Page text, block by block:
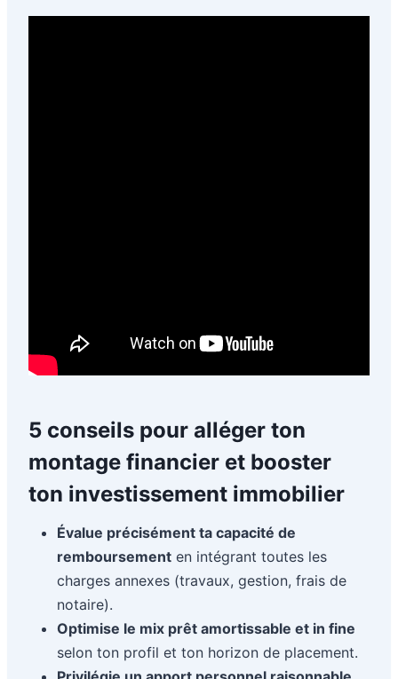
5 conseils pour alléger ton
montage financier et booster
ton investissement immobilier
Évalue précisément ta capacité de
remboursement en intégrant toutes les
charges annexes (travaux, gestion, frais de
notaire).
Optimise le mix prêt amortissable et in fine
selon ton profil et ton horizon de placement.